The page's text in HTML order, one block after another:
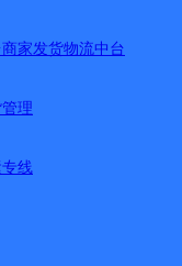
家发货物流中台
理
线